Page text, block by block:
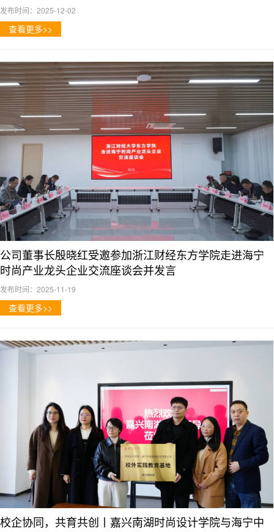
发布时间：2025-12-02
查看更多>>
公司董事长殷晓红受邀参加浙江财经东方学院走进海宁
时尚产业龙头企业交流座谈会并发言
发布时间：2025-11-19
查看更多>>
校企协同，共育共创丨嘉兴南湖时尚设计学院与海宁中